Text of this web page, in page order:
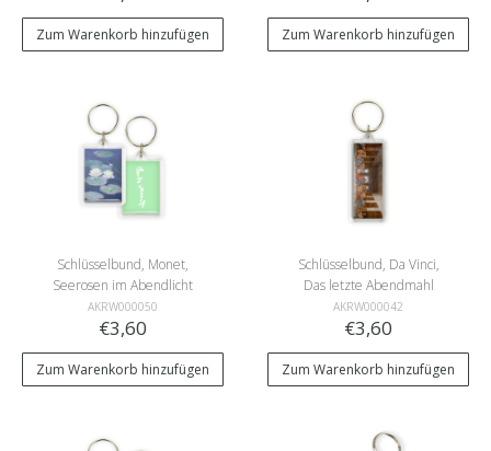
Zum Warenkorb hinzufügen Zum Warenkorb hinzufügen
Schlüsselbund, Monet,
Seerosen im Abendlicht
AKRW000050
€3,60
Zum Warenkorb hinzufügen
Schlüsselbund, Da Vinci,
Das letzte Abendmahl
AKRW000042
€3,60
Zum Warenkorb hinzufügen